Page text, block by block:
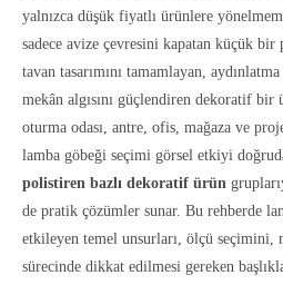
yalnızca düşük fiyatlı ürünlere
sadece avize çevresini kapatan küçük bir
tavan tasarımını tamamlayan,
mekân algısını güçlendiren dekoratif
oturma odası, antre, ofis, mağaza ve
lamba göbeği seçimi görsel etkiyi
polistiren bazlı dekoratif ürün
de pratik çözümler sunar. Bu rehberde
etkileyen temel unsurları, ölçü seçimini,
sürecinde dikkat edilmesi gereken